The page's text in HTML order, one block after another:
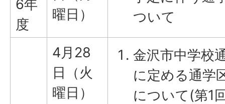
6年
度
曜日）
ついて
4月28
日（火
曜日）
金沢市中学校
に定める通学
について(第1